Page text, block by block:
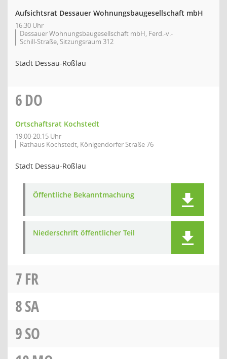
Aufsichtsrat Dessauer Wohnungsbaugesellschaft mbH
16:30 Uhr
Dessauer Wohnungsbaugesellschaft mbH, Ferd.-v.-
Schill-Straße, Sitzungsraum 312
Stadt Dessau-Roßlau
6DO
Ortschaftsrat Kochstedt
19:00-20:15 Uhr
Rathaus Kochstedt, Königendorfer Straße 76
Stadt Dessau-Roßlau
Öffentliche Bekanntmachung
Niederschrift öffentlicher Teil
7FR
8SA
9SO